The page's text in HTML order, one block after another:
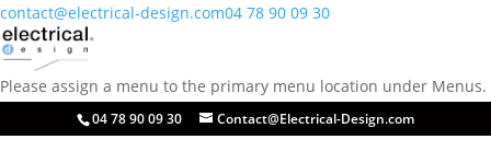
contact@electrical-design.com04 78 90 09 30
Please assign a menu to the primary menu location under Menus.
04 78 90 09 30 Contact@Electrical-Design.com